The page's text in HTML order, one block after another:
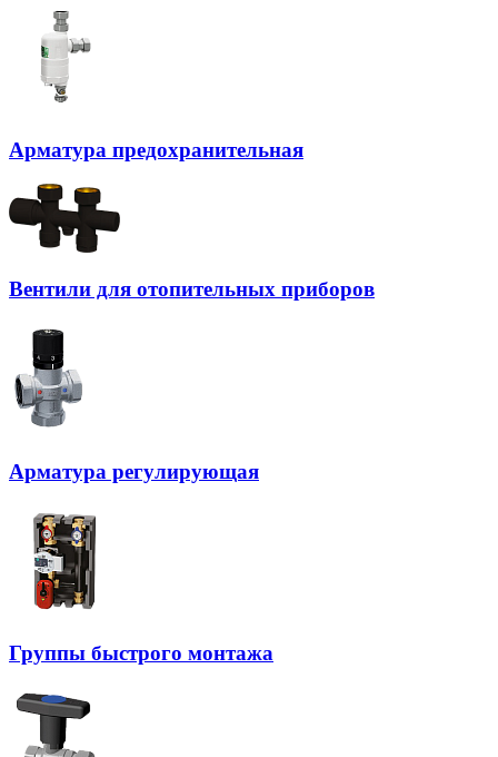
Арматура предохранительная
Вентили для отопительных приборов
Арматура регулирующая
Группы быстрого монтажа